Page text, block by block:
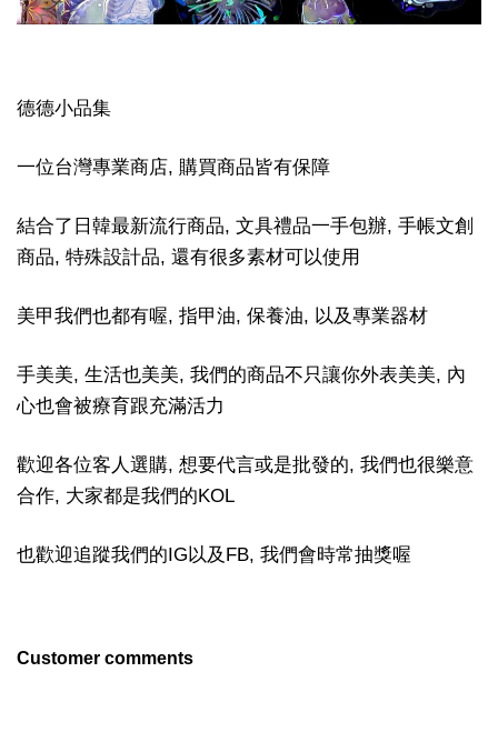
德德小品集
一位台灣專業商店, 購買商品皆有保障
結合了日韓最新流行商品, 文具禮品一手包辦, 手帳文創
商品, 特殊設計品, 還有很多素材可以使用
美甲我們也都有喔, 指甲油, 保養油, 以及專業器材
手美美, 生活也美美, 我們的商品不只讓你外表美美, 內
心也會被療育跟充滿活力
歡迎各位客人選購, 想要代言或是批發的, 我們也很樂意
合作, 大家都是我們的KOL
也歡迎追蹤我們的IG以及FB, 我們會時常抽獎喔
Customer comments